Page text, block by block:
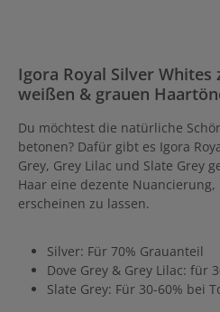
Igora Royal Silver Whites
weißen & grauen
Du möchtest die natürliche
betonen? Dafür gibt es Igora
Grey, Grey Lilac und Slate Grey
Haar eine dezente
erscheinen zu lassen.
Silver: Für 70% Grauanteil
Dove Grey & Grey Lilac: für
Slate Grey: Für 30-60% bei